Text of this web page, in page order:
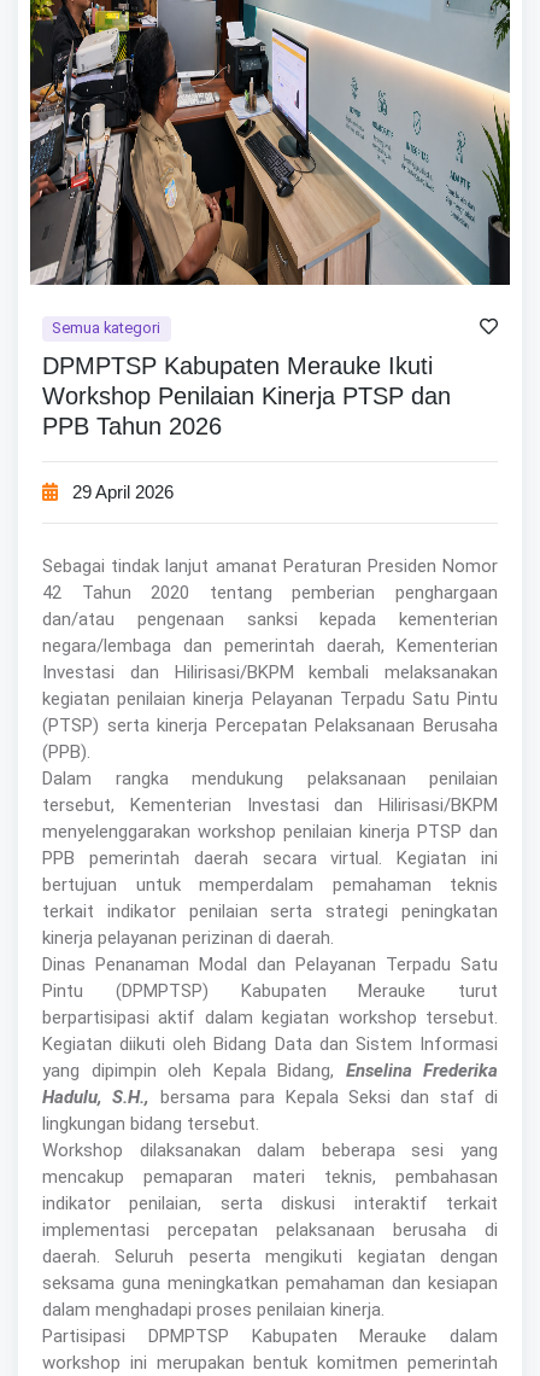
Semua kategori
DPMPTSP Kabupaten Merauke Ikuti
Workshop Penilaian Kinerja PTSP dan
PPB Tahun 2026
29 April 2026
Sebagai tindak lanjut amanat Peraturan Presiden Nomor
42 Tahun 2020 tentang pemberian penghargaan
dan/atau pengenaan sanksi kepada kementerian
negara/lembaga dan pemerintah daerah, Kementerian
Investasi dan Hilirisasi/BKPM kembali melaksanakan
kegiatan penilaian kinerja Pelayanan Terpadu Satu Pintu
(PTSP) serta kinerja Percepatan Pelaksanaan Berusaha
(PPB).
Dalam rangka mendukung pelaksanaan penilaian
tersebut, Kementerian Investasi dan Hilirisasi/BKPM
menyelenggarakan workshop penilaian kinerja PTSP dan
PPB pemerintah daerah secara virtual. Kegiatan ini
bertujuan untuk memperdalam pemahaman teknis
terkait indikator penilaian serta strategi peningkatan
kinerja pelayanan perizinan di daerah.
Dinas Penanaman Modal dan Pelayanan Terpadu Satu
Pintu (DPMPTSP) Kabupaten Merauke turut
berpartisipasi aktif dalam kegiatan workshop tersebut.
Kegiatan diikuti oleh Bidang Data dan Sistem Informasi
yang dipimpin oleh Kepala Bidang, Enselina Frederika
Hadulu, S.H., bersama para Kepala Seksi dan staf di
lingkungan bidang tersebut.
Workshop dilaksanakan dalam beberapa sesi yang
mencakup pemaparan materi teknis, pembahasan
indikator penilaian, serta diskusi interaktif terkait
implementasi percepatan pelaksanaan berusaha di
daerah. Seluruh peserta mengikuti kegiatan dengan
seksama guna meningkatkan pemahaman dan kesiapan
dalam menghadapi proses penilaian kinerja.
Partisipasi DPMPTSP Kabupaten Merauke dalam
workshop ini merupakan bentuk komitmen pemerintah